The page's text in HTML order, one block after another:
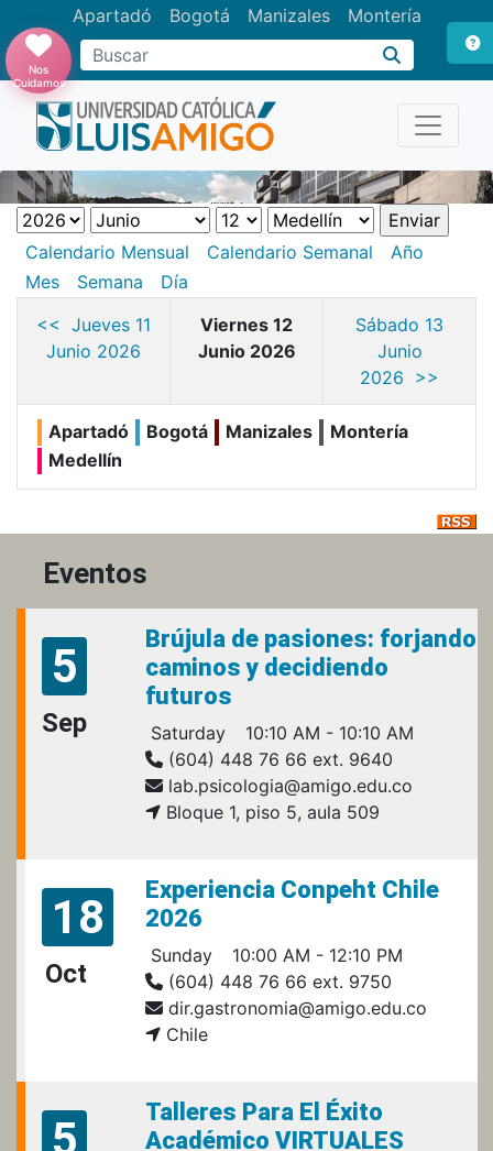
Apartadó Bogotá Manizales Montería
Buscar
Nos
Cuidamos
Calendario Mensual Calendario Semanal
Año
Mes
Semana
Día
<< Jueves 11
Junio 2026
Viernes 12
Junio 2026
Sábado 13
Junio
2026 >>
Apartadó Bogotá Manizales
Montería
Medellín
Eventos
5
Sep
Brújula de pasiones: forjando
caminos y decidiendo
futuros
Saturday
10:10 AM - 10:10 AM
(604) 448 76 66 ext. 9640
lab.psicologia@amigo.edu.co
Bloque 1, piso 5, aula 509
18
Oct
Experiencia Conpeht Chile
2026
Sunday
10:00 AM - 12:10 PM
(604) 448 76 66 ext. 9750
dir.gastronomia@amigo.edu.co
Chile
5
Talleres Para El Éxito
Académico VIRTUALES